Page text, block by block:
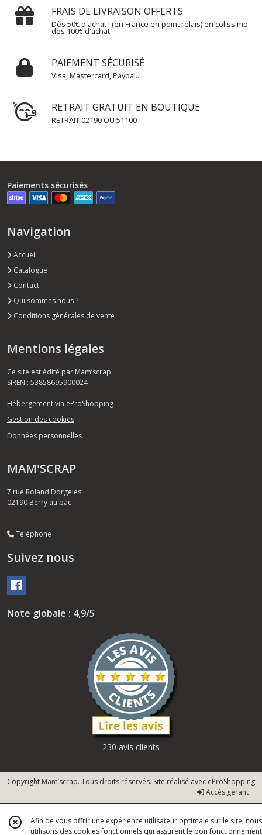
FRAIS DE LIVRAISON OFFERTS
Dès 50€ d'achat ! (en France en point relais) en colissimo
dès 100€ d'achat
PAIEMENT SÉCURISÉ
Visa, Mastercard, Paypal...
RETRAIT GRATUIT EN BOUTIQUE
RETRAIT 02190 OU 51100
Paiements sécurisés
Navigation
Accueil
Catalogue
Contact
Qui sommes nous ?
Conditions générales de vente
Mentions légales
Ce site est édité par Mam’scrap.
SIREN : 53858695900024
Hébergement via eProShopping
Gestion des cookies
Données personnelles
MAM'SCRAP
7 rue Roland Dorgeles
02190 Berry au bac
Téléphone
Suivez nous
Note globale : 4,9/5
230 avis clients
Copyright Mam’scrap. Tous droits réservés. Site réalisé avec eProShopping
Accès gérant
Afin de vous offrir une expérience utilisateur optimale sur le site, nous
utilisons des cookies fonctionnels qui assurent le bon fonctionnement